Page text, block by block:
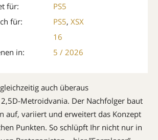
für:
PS5
für:
PS5, XSX
16
in:
5 / 2026
auch überaus
Metroid­vania. Der Nachfolger baut
auf, variiert und erweitert das Konzept
Punkten. So schlüpft Ihr nicht nur in